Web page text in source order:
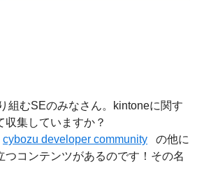
組むSEのみなさん。kintoneに関す
収集していますか？
cybozu developer community
の他に
つコンテンツがあるのです！その名